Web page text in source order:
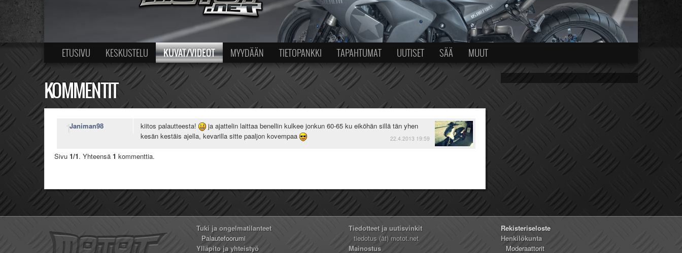
ETUSIVU KESKUSTELU KUVAT/VIDEOT MYYDÄÄN TIETOPANKKI TAPAHTUMAT UUTISET SÄÄ MUUT
KOMMENTIT
1
Janiman98 kiitos palautteesta!
ja ajattelin laittaa benellin kulkee jonkun 60-65 ku eiköhän sillä tän yhen
kesän kestäis ajella, kevarilla sitte paaljon kovempaa
22.4.2013 19:59
Sivu 1/1. Yhteensä 1 kommenttia.
Tuki ja ongelmatilanteet
Palautefoorumi
Ylläpito ja yhteistyö
Tiedotteet ja uutisvinkit
tiedotus (ät) motot.net
Mainostus
Rekisteriseloste
Henkilökunta
Moderaattorit